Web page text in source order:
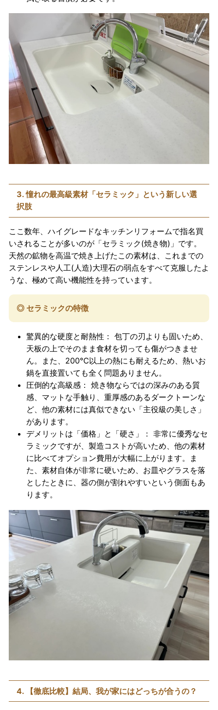
3. 憧れの最高級素材「セラミック」という新しい選
択肢
ここ数年、ハイグレードなキッチンリフォームで指名買
いされることが多いのが「セラミック(焼き物)」です。
天然の鉱物を高温で焼き上げたこの素材は、これまでの
ステンレスや人工(人造)大理石の弱点をすべて克服したよ
うな、極めて高い機能性を持っています。
◎ セラミックの特徴
驚異的な硬度と耐熱性： 包丁の刃よりも固いため、
天板の上でそのまま食材を切っても傷がつきませ
ん。また、200℃以上の熱にも耐えるため、熱いお
鍋を直接置いても全く問題ありません。
圧倒的な高級感： 焼き物ならではの深みのある質
感、マットな手触り、重厚感のあるダークトーンな
ど、他の素材には真似できない「主役級の美しさ」
があります。
デメリットは「価格」と「硬さ」： 非常に優秀なセ
ラミックですが、製造コストが高いため、他の素材
に比べてオプション費用が大幅に上がります。ま
た、素材自体が非常に硬いため、お皿やグラスを落
としたときに、器の側が割れやすいという側面もあ
ります。
4. 【徹底比較】結局、我が家にはどっちが合うの？